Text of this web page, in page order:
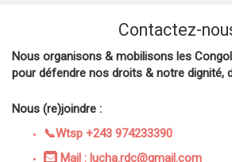
Contactez-
Nous organisons & mobilisons les
pour défendre nos droits & notre dignité,
Nous (re)joindre :
📞Wtsp +243 974233390
Mail : lucha.rdc@gmail.com